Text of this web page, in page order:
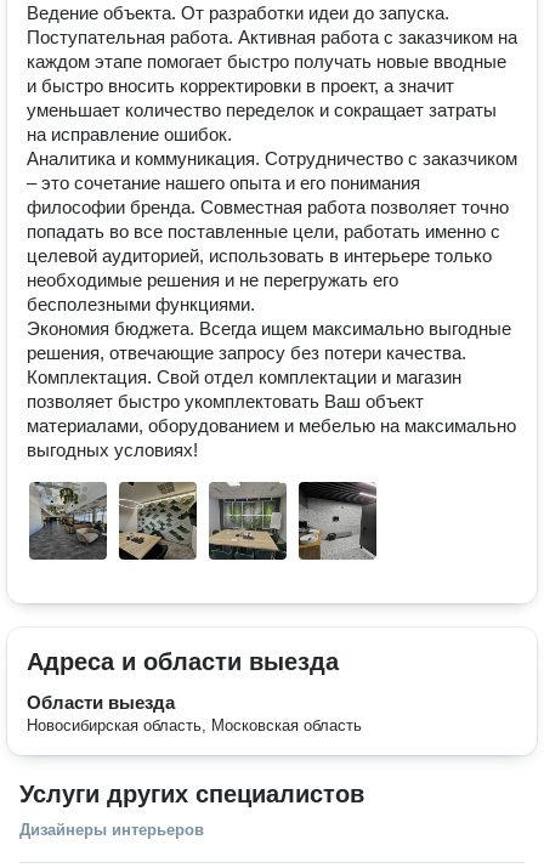
Ведение объекта. От разработки идеи до запуска.
Поступательная работа. Активная работа с заказчиком на
каждом этапе помогает быстро получать новые вводные
и быстро вносить корректировки в проект, а значит
уменьшает количество переделок и сокращает затраты
на исправление ошибок.
Аналитика и коммуникация. Сотрудничество с заказчиком
– это сочетание нашего опыта и его понимания
философии бренда. Совместная работа позволяет точно
попадать во все поставленные цели, работать именно с
целевой аудиторией, использовать в интерьере только
необходимые решения и не перегружать его
бесполезными функциями.
Экономия бюджета. Всегда ищем максимально выгодные
решения, отвечающие запросу без потери качества.
Комплектация. Свой отдел комплектации и магазин
позволяет быстро укомплектовать Ваш объект
материалами, оборудованием и мебелью на максимально
выгодных условиях!
Адреса и области выезда
Области выезда
Новосибирская область, Московская область
Услуги других специалистов
Дизайнеры интерьеров